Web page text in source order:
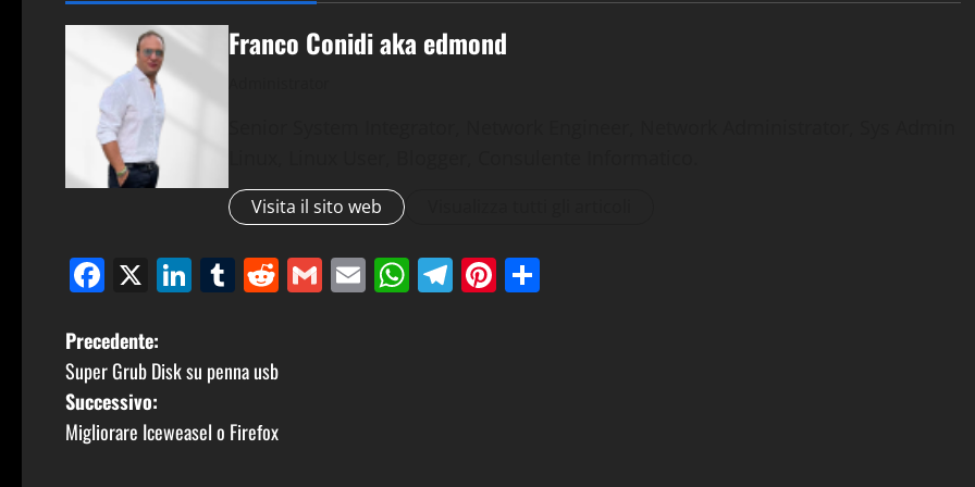
Franco Conidi aka edmond
Visita il sito web
Facebook
X LinkedIn
Tumblr
Reddit
GmailEmailWhatsApp
Telegram
Pinterest
N
a
v
Precedente:
Super Grub Disk su penna usb
Successivo:
Migliorare Iceweasel o Firefox